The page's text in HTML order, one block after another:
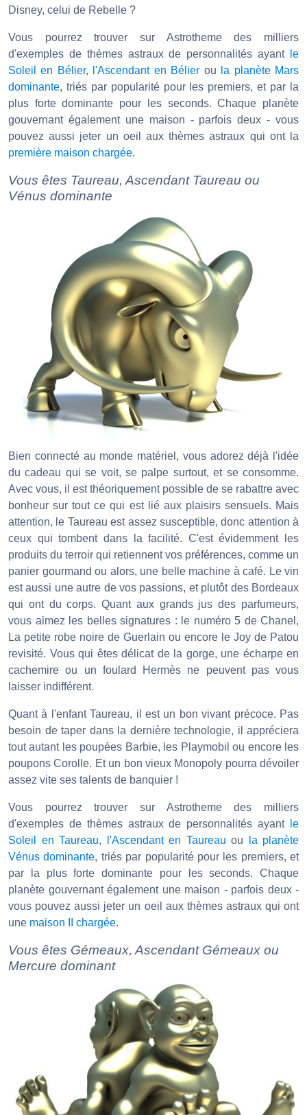
Disney, celui de Rebelle ?
Vous pourrez trouver sur Astrotheme des milliers
d'exemples de thèmes astraux de personnalités ayant
le
Soleil en Bélier, l'Ascendant en Bélier ou
la planète Mars
dominante, triés par popularité pour les premiers, et par la
plus forte dominante pour les seconds. Chaque planète
gouvernant également une maison - parfois deux - vous
pouvez aussi jeter un oeil aux thèmes astraux qui ont la
première maison chargée.
Vous êtes Taureau, Ascendant Taureau ou
Vénus dominante
Bien connecté au monde matériel, vous adorez déjà l'idée
du cadeau qui se voit, se palpe surtout, et se consomme.
Avec vous, il est théoriquement possible de se rabattre avec
bonheur sur tout ce qui est lié aux plaisirs sensuels. Mais
attention, le Taureau est assez susceptible, donc attention à
ceux qui tombent dans la facilité. C'est évidemment les
produits du terroir qui retiennent vos préférences, comme un
panier gourmand ou alors, une belle machine à café. Le vin
est aussi une autre de vos passions, et plutôt des Bordeaux
qui ont du corps. Quant aux grands jus des parfumeurs,
vous aimez les belles signatures : le numéro 5 de Chanel,
La petite robe noire de Guerlain ou encore le Joy de Patou
revisité. Vous qui êtes délicat de la gorge, une écharpe en
cachemire ou un foulard Hermès ne peuvent pas vous
laisser indifférent.
Quant à l'enfant Taureau, il est un bon vivant précoce. Pas
besoin de taper dans la dernière technologie, il appréciera
tout autant les poupées Barbie, les Playmobil ou encore les
poupons Corolle. Et un bon vieux Monopoly pourra dévoiler
assez vite ses talents de banquier !
Vous pourrez trouver sur Astrotheme des milliers
d'exemples de thèmes astraux de personnalités ayant
le
Soleil en Taureau, l'Ascendant en Taureau ou
la planète
Vénus dominante, triés par popularité pour les premiers, et
par la plus forte dominante pour les seconds. Chaque
planète gouvernant également une maison - parfois deux -
vous pouvez aussi jeter un oeil aux thèmes astraux qui ont
une maison II chargée.
Vous êtes Gémeaux, Ascendant Gémeaux ou
Mercure dominant